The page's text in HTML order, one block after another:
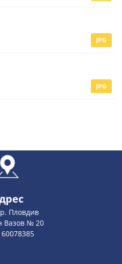
JPG
JPG
Пловдив
Вазов № 20